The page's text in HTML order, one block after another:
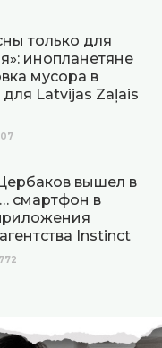
только для
инопланетяне
мусора в
Latvijas Zaļais
вышел в
смартфон в
Instinct